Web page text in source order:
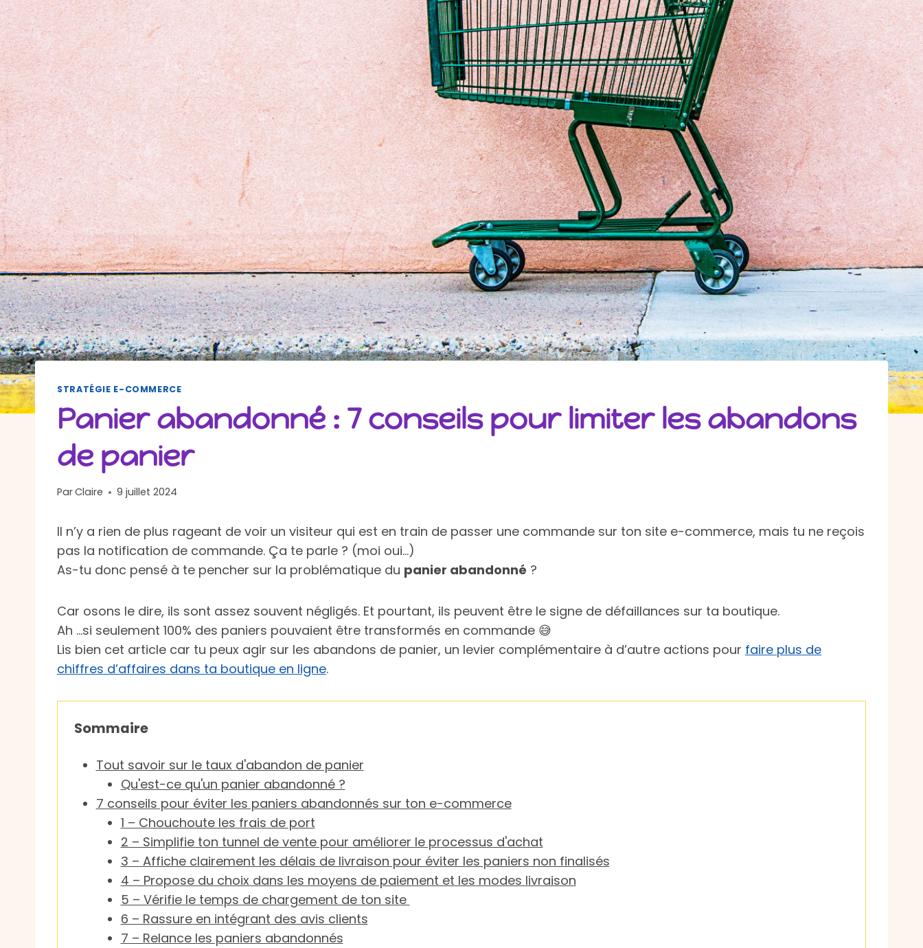
STRATÉGIE E-COMMERCE
Panier abandonné : 7 conseils pour limiter les abandons
de panier
ParClaire 9 juillet 2024
Il n’y a rien de plus rageant de voir un visiteur qui est en train de passer une commande sur ton site e-commerce, mais tu ne reçois
pas la notification de commande. Ça te parle ? (moi oui…)
As-tu donc pensé à te pencher sur la problématique du panier abandonné ?
Car osons le dire, ils sont assez souvent négligés. Et pourtant, ils peuvent être le signe de défaillances sur ta boutique.
Ah …si seulement 100% des paniers pouvaient être transformés en commande 😅
Lis bien cet article car tu peux agir sur les abandons de panier, un levier complémentaire à d’autre actions pour faire plus de
chiffres d’affaires dans ta boutique en ligne.
Sommaire
Tout savoir sur le taux d'abandon de panier
Qu'est-ce qu'un panier abandonné ?
7 conseils pour éviter les paniers abandonnés sur ton e-commerce
1 – Chouchoute les frais de port
2 – Simplifie ton tunnel de vente pour améliorer le processus d'achat
3 – Affiche clairement les délais de livraison pour éviter les paniers non finalisés
4 – Propose du choix dans les moyens de paiement et les modes livraison
5 – Vérifie le temps de chargement de ton site
6 – Rassure en intégrant des avis clients
7 – Relance les paniers abandonnés